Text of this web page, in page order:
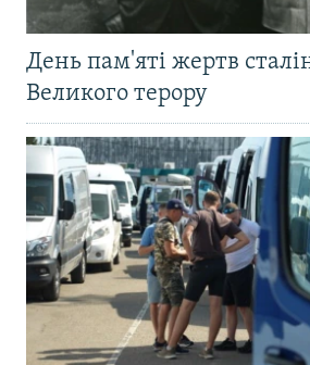
День пам'яті жертв
Великого терору